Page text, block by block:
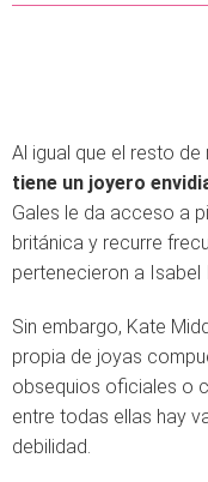
Al igual que el resto
tiene un joyero
Gales le da acceso a
británica y recurre
pertenecieron a
Sin embargo, Kate
propia de joyas
obsequios oficiales o
entre todas ellas hay
debilidad.